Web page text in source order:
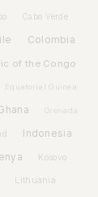
Cabo Verde
Colombia
of the Congo
Equatorial Guinea
Grenada
Indonesia
Kosovo
Lithuania